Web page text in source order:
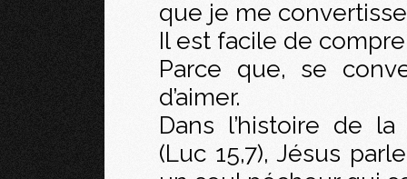
que je me
Il est facile de
Parce que, se
d’aimer.
Dans l’histoire de
(Luc 15,7), Jésus